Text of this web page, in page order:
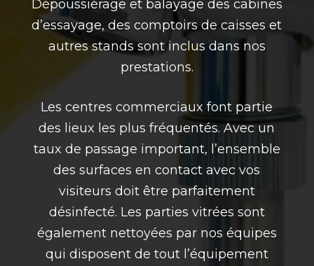
Dépoussiérage et balayage des cabines
d’essayage, des comptoirs de caisses et
autres stands sont inclus dans nos
prestations.
Les centres commerciaux font partie
des lieux les plus fréquentés. Avec un
taux de passage important, l’ensemble
des surfaces en contact avec vos
visiteurs doit être parfaitement
désinfecté. Les parties vitrées sont
également nettoyées par nos équipes
qui disposent de tout l’équipement